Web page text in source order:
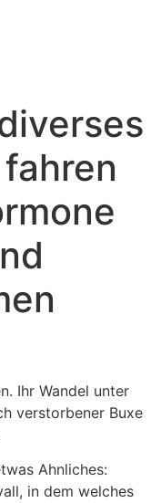
Ihr Wandel unter
verstorbener Buxe
Ahnliches:
in dem welches